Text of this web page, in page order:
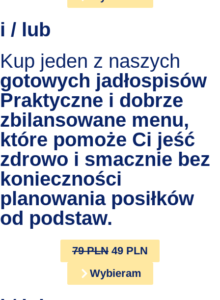
i / lub
Kup jeden z naszych
gotowych jadłospisów
Praktyczne i dobrze
zbilansowane menu,
które pomoże Ci jeść
zdrowo i smacznie bez
konieczności
planowania posiłków
od podstaw.
79 PLN 49 PLN
Wybieram